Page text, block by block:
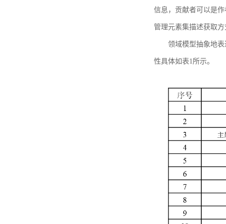
信息，贡献者可以是
管理元素集描述获取
领域模型抽象地
性具体如表1所示。